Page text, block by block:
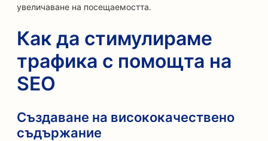
увеличаване на посещаемостта.
Как да стимулираме
трафика с помощта на
SEO
Създаване на висококачествено
съдържание